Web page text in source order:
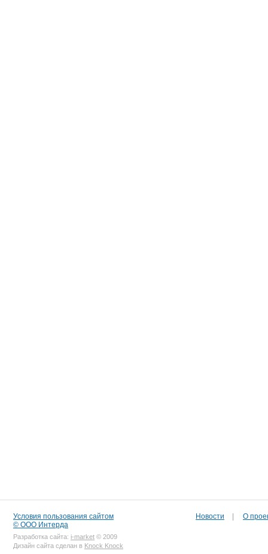
Условия пользования сайтом
© ООО Интерда
Разработка сайта: i-market © 2009
Дизайн сайта сделан в Knock Knock
Новости О